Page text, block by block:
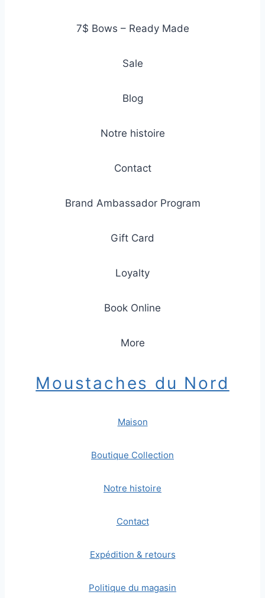
7$ Bows – Ready Made
Sale
Blog
Notre histoire
Contact
Brand Ambassador Program
Gift Card
Loyalty
Book Online
More
Moustaches du Nord
Maison
Boutique Collection
Notre histoire
Contact
Expédition & retours
Politique du magasin